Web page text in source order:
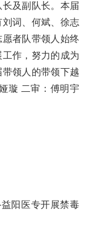
及副队长。本届
词、何斌、徐志
者队带领人始终
作，努力的成为
领人的带领下越
璇 二审：傅明宇
阳医专开展禁毒